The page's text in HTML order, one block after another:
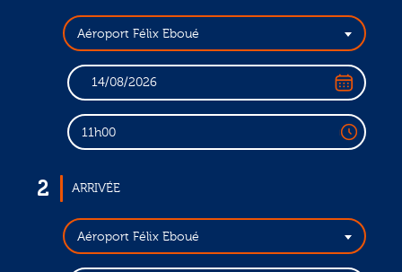
Aéroport Félix Eboué
11h00
2 ARRIVÉE
Aéroport Félix Eboué